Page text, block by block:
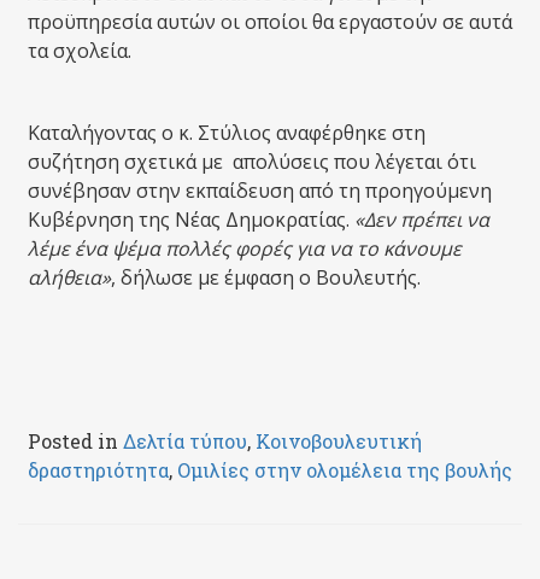
προϋπηρεσία αυτών οι οποίοι θα εργαστούν σε αυτά
τα σχολεία.
Καταλήγοντας ο κ. Στύλιος αναφέρθηκε στη
συζήτηση σχετικά με απολύσεις που λέγεται ότι
συνέβησαν στην εκπαίδευση από τη προηγούμενη
Κυβέρνηση της Νέας Δημοκρατίας. «Δεν πρέπει να
λέμε ένα ψέμα πολλές φορές για να το κάνουμε
αλήθεια», δήλωσε με έμφαση ο Βουλευτής.
Posted in Δελτία τύπου, Κοινοβουλευτική
δραστηριότητα, Ομιλίες στην ολομέλεια της βουλής